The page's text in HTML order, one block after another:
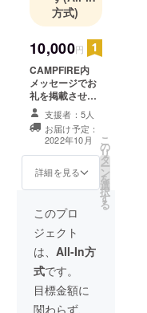
方式)
10,000円
CAMPFIRE内
メッセージでお
礼を掲載させて
いただきます。
支援者：5人
お届け予定：
2022年10月
詳細を見る
こ
の
リ
タ
ー
ン
を
選
択
す
る
このプロ
ジェクト
は、 All-In方
式です。
目標金額に
関わらず、